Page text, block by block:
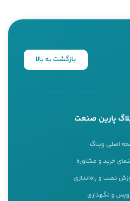
بازگشت به بالا
پارین صنعت
اصلی وبلاگ
خرید و مشاوره
نصب و راه‌اندازی
و نگهداری